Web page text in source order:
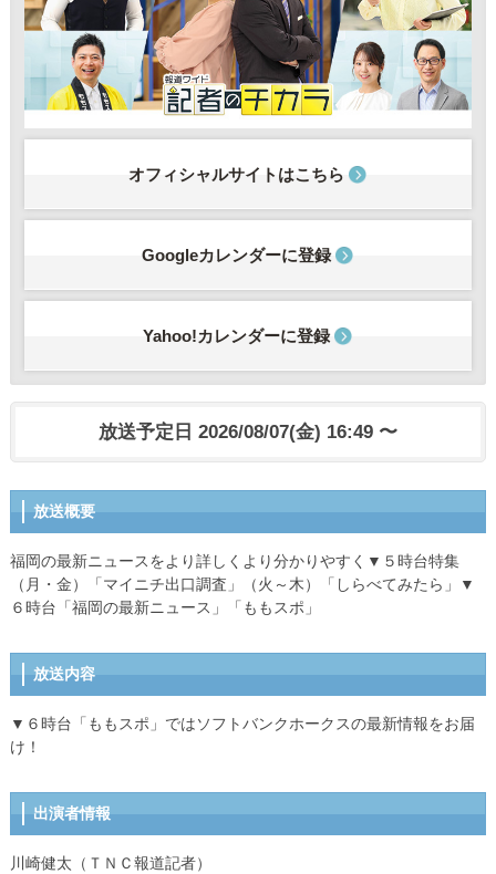
オフィシャルサイトはこちら
Googleカレンダーに登録
Yahoo!カレンダーに登録
放送予定日 2026/08/07(金) 16:49 〜
放送概要
福岡の最新ニュースをより詳しくより分かりやすく▼５時台特集
（月・金）「マイニチ出口調査」（火～木）「しらべてみたら」▼
６時台「福岡の最新ニュース」「ももスポ」
放送内容
▼６時台「ももスポ」ではソフトバンクホークスの最新情報をお届
け！
出演者情報
川崎健太（ＴＮＣ報道記者）